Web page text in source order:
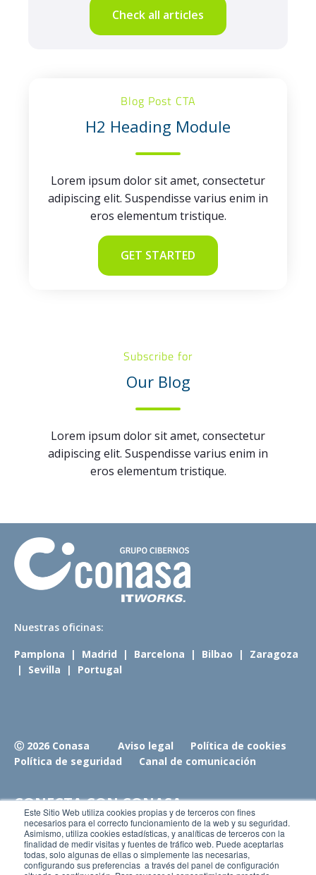
Este Sitio Web utiliza cookies propias y de terceros con fines
necesarios para el correcto funcionamiento de la web y su seguridad.
Asimismo, utiliza cookies estadísticas, y analíticas de terceros con la
finalidad de medir visitas y fuentes de tráfico web. Puede aceptarlas
todas, solo algunas de ellas o simplemente las necesarias,
configurando sus preferencias a través del panel de configuración
Check all articles
Blog Post CTA
H2 Heading Module
Lorem ipsum dolor sit amet, consectetur
adipiscing elit. Suspendisse varius enim in
eros elementum tristique.
GET STARTED
Subscribe for
Our Blog
Lorem ipsum dolor sit amet, consectetur
adipiscing elit. Suspendisse varius enim in
eros elementum tristique.
Nuestras oficinas:
Pamplona | Madrid | Barcelona | Bilbao | Zaragoza
| Sevilla | Portugal
Ⓒ 2026 Conasa Aviso legal
Política de cookies
Política de seguridad
Canal de comunicación
CONECTA CON CONASA
Únete a nosotros
Conoce nuestro blog